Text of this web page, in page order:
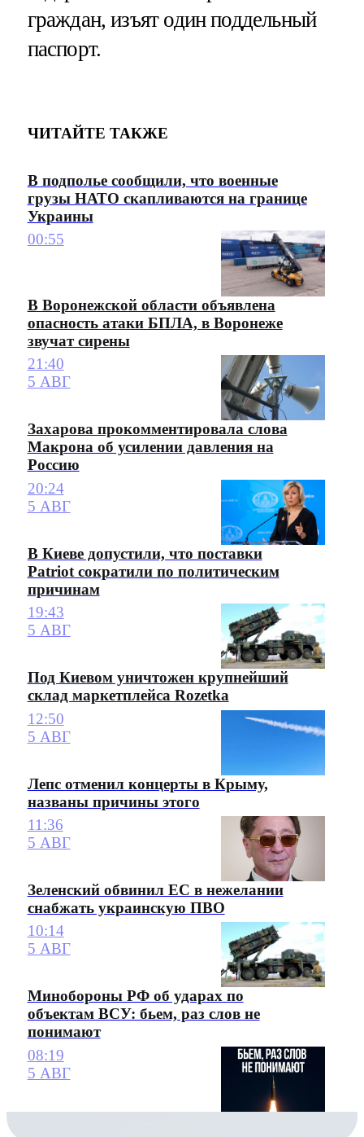
граждан, изъят один поддельный
паспорт.
ЧИТАЙТЕ ТАКЖЕ
В подполье сообщили, что военные
грузы НАТО скапливаются на границе
Украины
00:55
В Воронежской области объявлена
опасность атаки БПЛА, в Воронеже
звучат сирены
21:40
5 АВГ
Захарова прокомментировала слова
Макрона об усилении давления на
Россию
20:24
5 АВГ
В Киеве допустили, что поставки
Patriot сократили по политическим
причинам
19:43
5 АВГ
Под Киевом уничтожен крупнейший
склад маркетплейса Rozetka
12:50
5 АВГ
Лепс отменил концерты в Крыму,
названы причины этого
11:36
5 АВГ
Зеленский обвинил ЕС в нежелании
снабжать украинскую ПВО
10:14
5 АВГ
Минобороны РФ об ударах по
объектам ВСУ: бьем, раз слов не
понимают
08:19
5 АВГ